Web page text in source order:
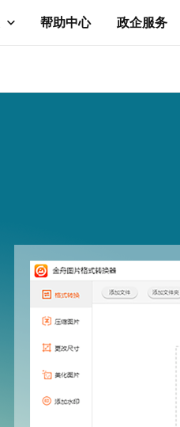
帮助中心 政企服务